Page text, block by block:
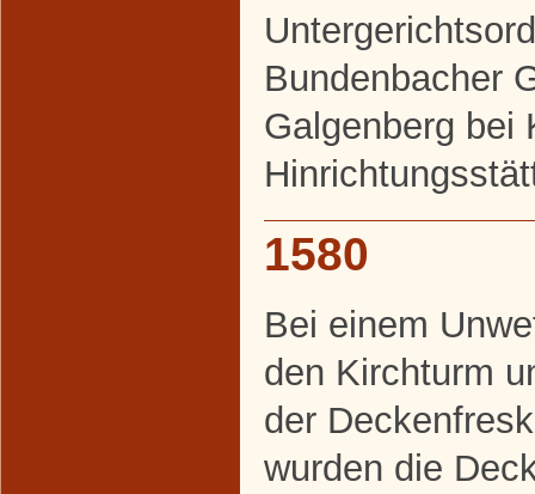
Bundenbacher
Galgenberg bei
1580
Bei einem
den Kirchturm
der
wurden die